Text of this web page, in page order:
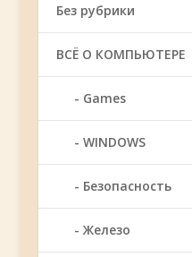
Без рубрики
ВСЁ О КОМПЬЮТЕРЕ
Games
WINDOWS
Безопасность
Железо